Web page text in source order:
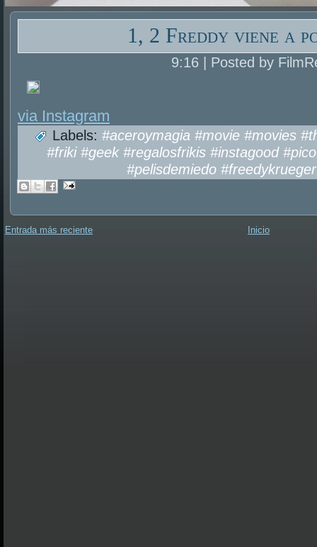
1, 2 Freddy viene a
9:16 | Posted by
via Instagram
Labels: #aceroymagia #movie #movies
#friki #geek #regalosfrikis #instagood
#pelisdemiedo
Entrada más reciente Inicio